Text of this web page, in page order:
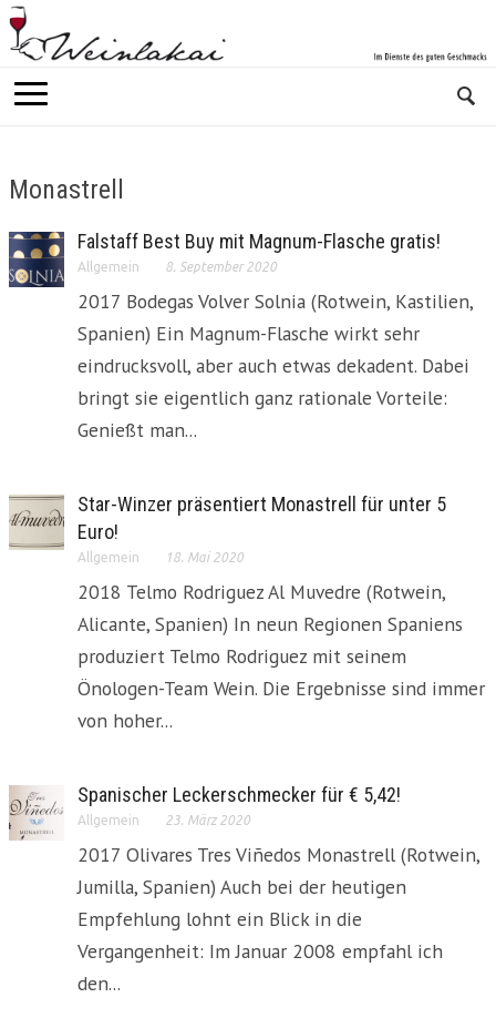
Monastrell
Falstaff Best Buy mit Magnum-Flasche gratis!
Allgemein 8. September 2020
2017 Bodegas Volver Solnia (Rotwein, Kastilien,
Spanien) Ein Magnum-Flasche wirkt sehr
eindrucksvoll, aber auch etwas dekadent. Dabei
bringt sie eigentlich ganz rationale Vorteile:
Genießt man...
Star-Winzer präsentiert Monastrell für unter 5
Euro!
Allgemein 18. Mai 2020
2018 Telmo Rodriguez Al Muvedre (Rotwein,
Alicante, Spanien) In neun Regionen Spaniens
produziert Telmo Rodriguez mit seinem
Önologen-Team Wein. Die Ergebnisse sind immer
von hoher...
Spanischer Leckerschmecker für € 5,42!
Allgemein 23. März 2020
2017 Olivares Tres Viñedos Monastrell (Rotwein,
Jumilla, Spanien) Auch bei der heutigen
Empfehlung lohnt ein Blick in die
Vergangenheit: Im Januar 2008 empfahl ich
den...